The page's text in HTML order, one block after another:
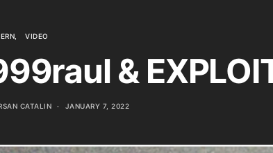
VIDEO
&
CATALIN JANUARY 7, 2022